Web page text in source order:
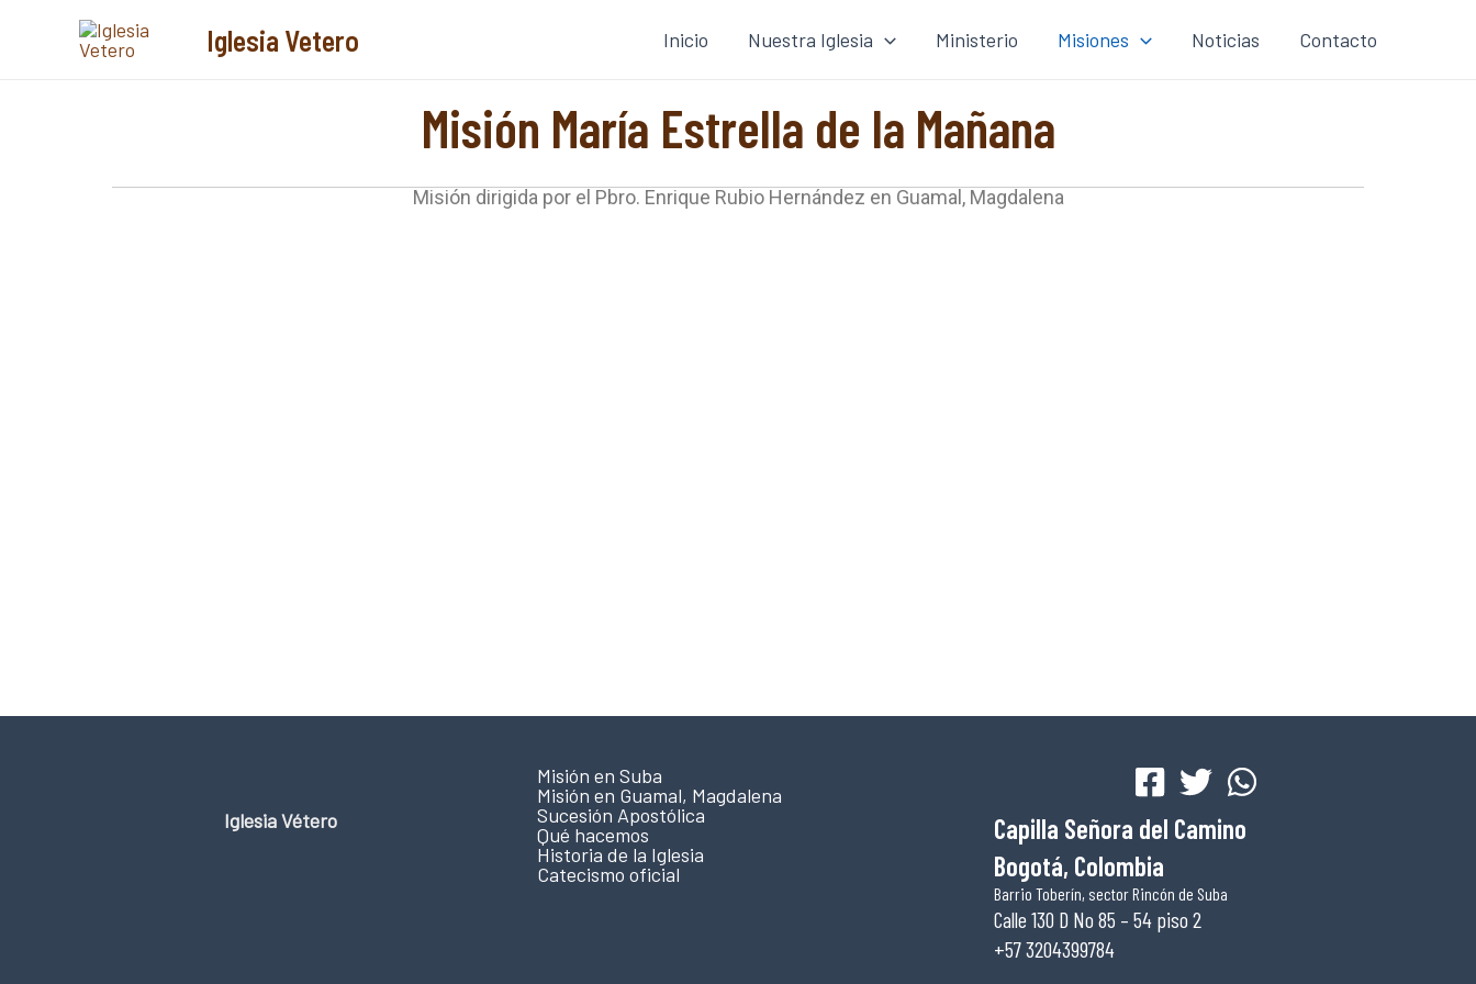
contenido
Iglesia Vetero Inicio Nuestra Iglesia Ministerio Misiones Noticias Contacto
Misión María Estrella de la Mañana
Misión dirigida por el Pbro. Enrique Rubio Hernández en Guamal, Magdalena
Iglesia Vétero
Misión en Suba
Misión en Guamal, Magdalena
Sucesión Apostólica
Qué hacemos
Historia de la Iglesia
Catecismo oficial
Capilla Señora del Camino
Bogotá, Colombia
Barrio Toberín, sector Rincón de Suba
Calle 130 D No 85 – 54 piso 2
+57 3204399784